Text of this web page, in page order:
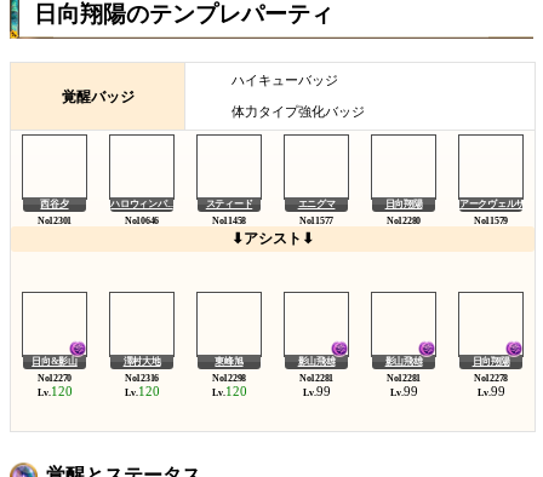
日向翔陽のテンプレパーティ
覚醒バッジ
ハイキューバッジ
体力タイプ強化バッジ
西谷夕 ハロウィンパ... スティード エニグマ 日向翔陽 アークヴェルザ
⬇アシスト⬇
日向&影山 澤村大地 東峰旭 影山飛雄 影山飛雄 日向翔陽
Lv.120 Lv.120 Lv.120 Lv.99 Lv.99 Lv.99